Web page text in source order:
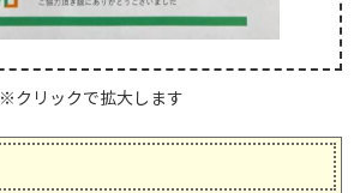
※クリックで拡大します